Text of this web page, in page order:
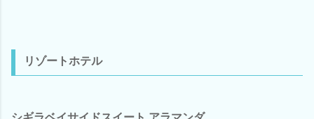
リゾートホテル